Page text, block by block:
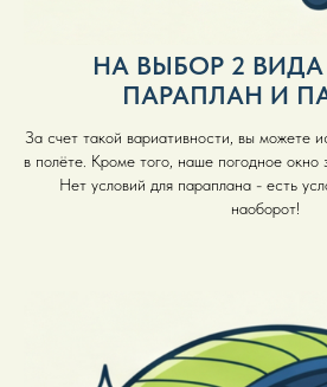
НА ВЫБОР 2
ПАРАПЛАН И
За счет такой вариативности, вы можете
в полёте. Кроме того, наше погодное окно
Нет условий для параплана - есть
наоборот!